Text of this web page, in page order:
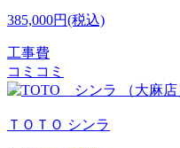
385,000円(税込)
工事費
コミコミ
ＴＯＴＯ シンラ